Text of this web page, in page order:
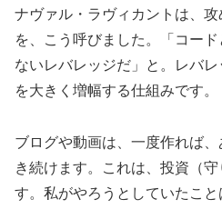
ナヴァル・ラヴィカントは、
を、こう呼びました。「コー
ないレバレッジだ」と。レバ
を大きく増幅する仕組みです。
ブログや動画は、一度作れば
き続けます。これは、投資（
す。私がやろうとしていたこ